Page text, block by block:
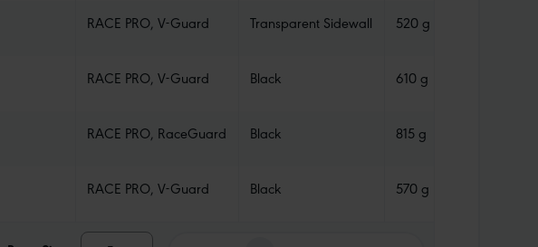
RACE PRO, V-Guard Transparent Sidewall 520 g
RACE PRO, V-Guard Black 610 g
RACE PRO, RaceGuard Black 815 g
RACE PRO, V-Guard Black 570 g